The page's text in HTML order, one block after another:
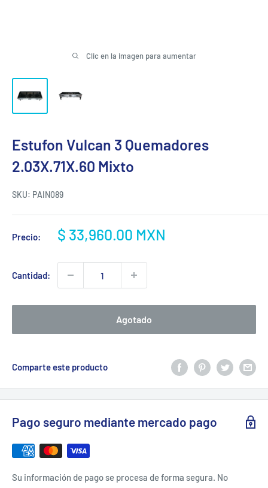
Clic en la imagen para aumentar
Estufon Vulcan 3 Quemadores
2.03X.71X.60 Mixto
SKU: PAIN089
Precio:
Precio
venta
$ 33,960.00 MXN
Cantidad:
Agotado
Comparte este producto
Pago seguro mediante mercado pago
Su información de pago se procesa de forma segura. No